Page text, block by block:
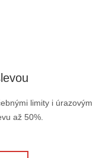
limity i úrazovým
až 50%.